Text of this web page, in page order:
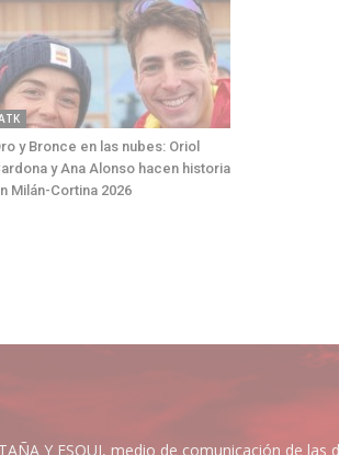
y Bronce en las nubes: Oriol
y Ana Alonso hacen historia
Milán-Cortina 2026
Y ESQUI, medio de comunicación de las